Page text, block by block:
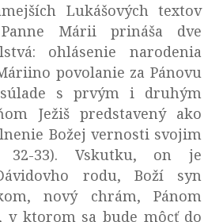
Lukášových textov
Márii prináša dve
ohlásenie narodenia
povolanie za Pánovu
s prvým i druhým
Ježiš predstavený ako
Božej vernosti svojim
32-33). Vskutku, on je
rodu, Boží syn
nový chrám, Pánom
v ktorom sa bude môcť do